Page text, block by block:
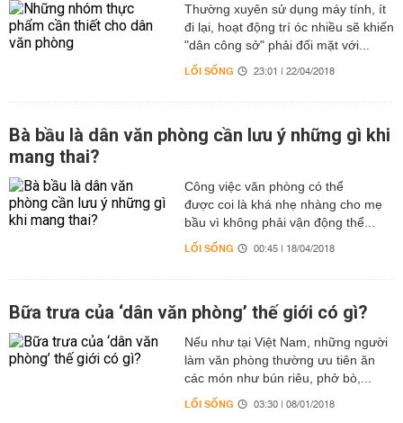
Thường xuyên sử dụng máy tính, ít
đi lại, hoạt động trí óc nhiều sẽ khiến
"dân công sở" phải đối mặt với...
LỐI SỐNG 23:01 | 22/04/2018
Bà bầu là dân văn phòng cần lưu ý những gì khi
mang thai?
Công việc văn phòng có thể
được coi là khá nhẹ nhàng cho mẹ
bầu vì không phải vận động thể...
LỐI SỐNG 00:45 | 18/04/2018
Bữa trưa của ‘dân văn phòng’ thế giới có gì?
Nếu như tại Việt Nam, những người
làm văn phòng thường ưu tiên ăn
các món như bún riêu, phở bò,...
LỐI SỐNG 03:30 | 08/01/2018